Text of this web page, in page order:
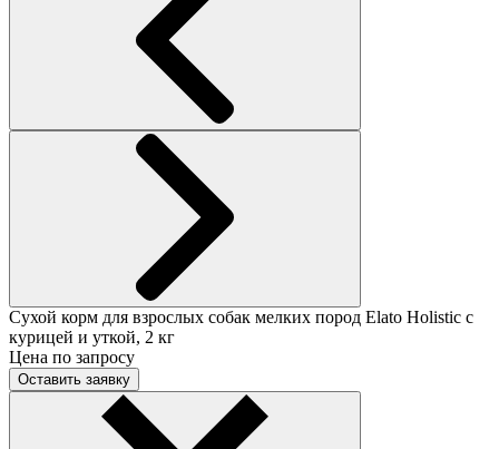
Сухой корм для взрослых собак мелких пород Elato Holistic с
курицей и уткой, 2 кг
Цена по запросу
Оставить заявку